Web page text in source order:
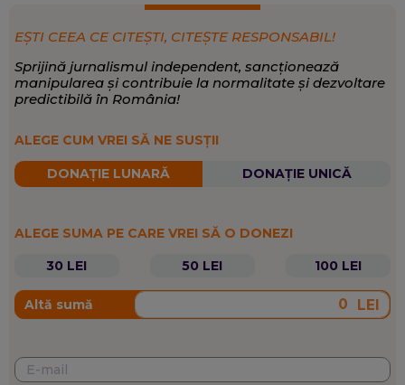
EȘTI CEEA CE CITEȘTI, CITEȘTE RESPONSABIL!
Sprijină jurnalismul independent, sancționează
manipularea și contribuie la normalitate și dezvoltare
predictibilă în România!
ALEGE CUM VREI SĂ NE SUSȚII
DONAȚIE LUNARĂ DONAȚIE UNICĂ
ALEGE SUMA PE CARE VREI SĂ O DONEZI
30 LEI
50 LEI 100 LEI
Altă sumă LEI